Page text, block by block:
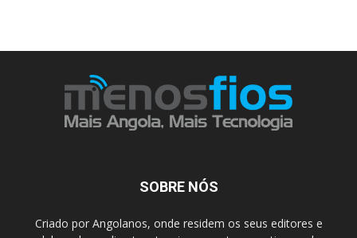
SOBRE NÓS
Criado por Angolanos, onde residem os seus editores e